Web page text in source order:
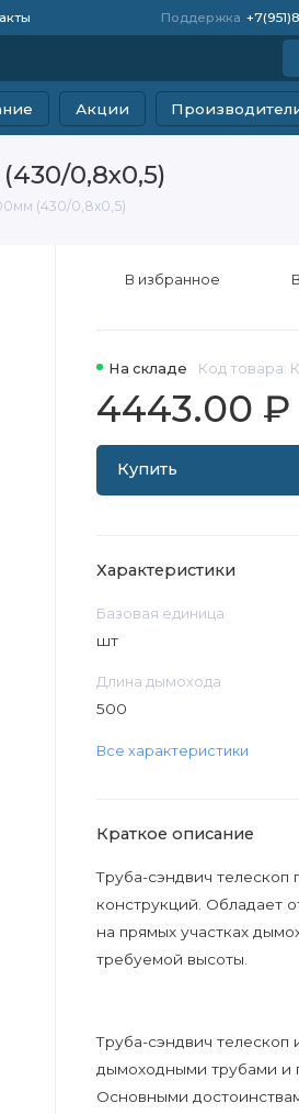
Поддержка
Акции
0,8х0,5)
(430/0,8х0,5)
На складе Код товара:
4443.00 ₽
Купить
В избранное
Характеристики
Базовая единица
шт
Длина дымохода
500
Все характеристики
Краткое описание
Труба-сэндвич
конструкций. Обладает
на прямых участках
требуемой высоты.
Труба-сэндвич
дымоходными трубами и
Основными